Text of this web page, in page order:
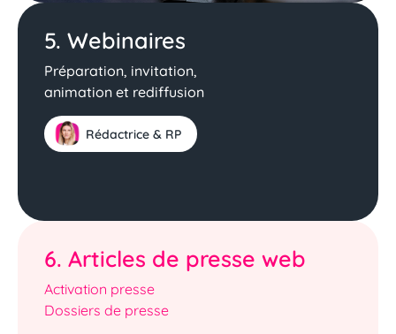
5. Webinaires
Préparation, invitation,
animation et rediffusion
Rédactrice & RP
6. Articles de presse web
Activation presse
Dossiers de presse